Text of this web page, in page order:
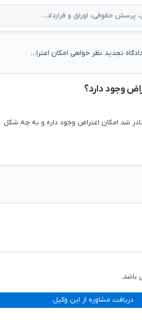
ایا بعد از دادگاه تجدید نظر خواهی امکان اعتراض وجود دارد؟
وجود دارد؟
شد امکان اعتراض وجود داره و به چه شکل
باشد.
دریافت مشاوره از این وکیل